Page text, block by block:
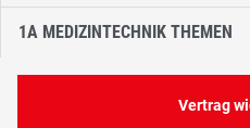
1A MEDIZINTECHNIK THEMEN
Vertrag